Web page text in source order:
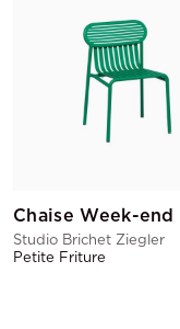
Studio Brichet Ziegler
Petite Friture